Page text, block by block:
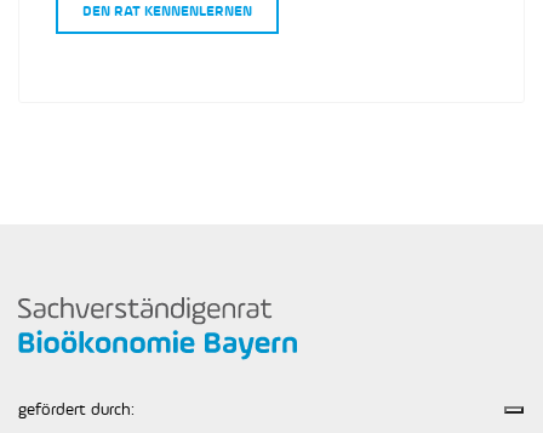
DEN RAT KENNENLERNEN
gefördert durch: